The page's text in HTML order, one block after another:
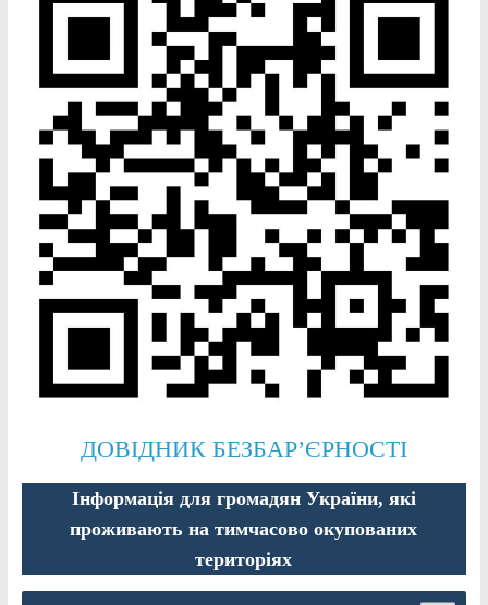
ДОВІДНИК БЕЗБАР’ЄРНОСТІ
Інформація для громадян України, які
проживають на тимчасово окупованих
територіях